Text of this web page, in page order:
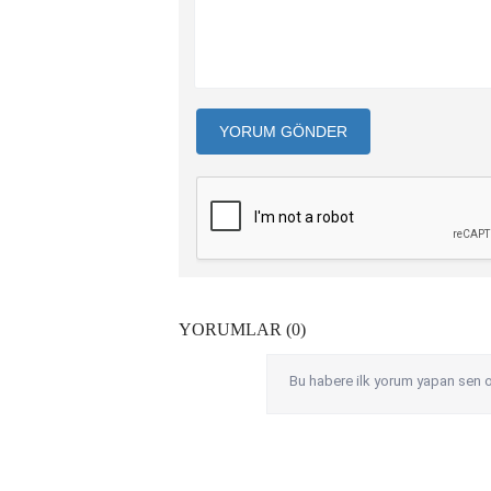
YORUM GÖNDER
YORUMLAR (0)
Bu habere ilk yorum yapan sen